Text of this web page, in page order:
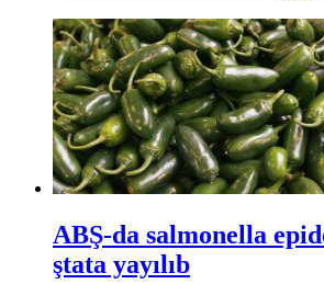
ABŞ-da salmonella
ştata yayılıb